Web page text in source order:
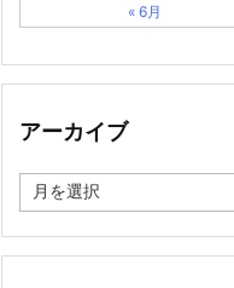
« 6月
アーカイブ
ー
イ